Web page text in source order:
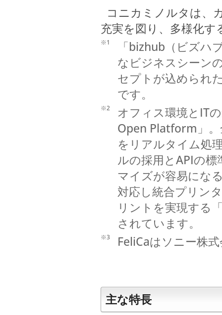
コニカミノルタは、
充実を図り、多様化
※1
「bizhub（ビズハ
なビジネスシーン
セプトが込められ
です。
※2
オフィス環境とIT
Open Platform」
をリアルタイム処
ルの採用とAPIの
マイズが容易にな
対応し統合プリン
リントを実現する
されています。
※3 FeliCaはソニー株
主な特長